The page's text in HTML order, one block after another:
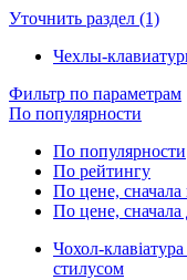
Уточнить раздел (1)
Чехлы-
Фильтр по параметрам
По популярности
По популярности
По рейтингу
По цене, сначала
По цене, сначала
Чохол-
стилусом